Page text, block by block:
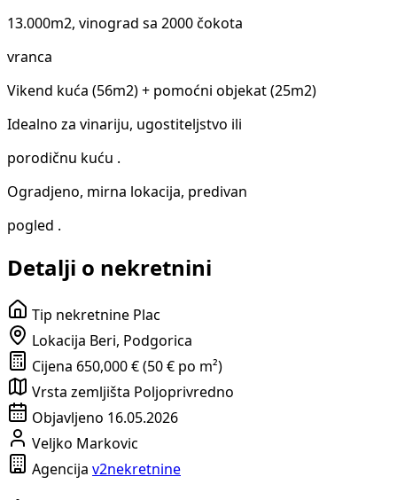
13.000m2, vinograd sa 2000 čokota
vranca
Vikend kuća (56m2) + pomoćni objekat (25m2)
Idealno za vinariju, ugostiteljstvo ili
porodičnu kuću .
Ogradjeno, mirna lokacija, predivan
pogled .
Detalji o nekretnini
Tip nekretnine Plac
Lokacija Beri, Podgorica
Cijena 650,000 € (50 € po m²)
Vrsta zemljišta Poljoprivredno
Objavljeno 16.05.2026
Veljko Markovic
Agencija v2nekretnine